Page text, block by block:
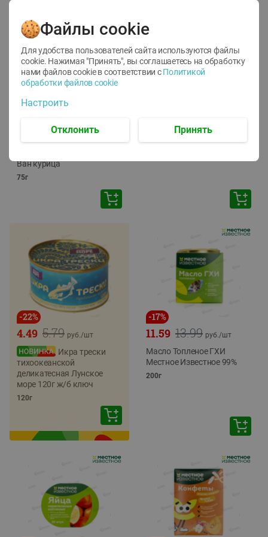
12
1.05 руб./
руб./шт
Корм влаж. для кош. с
Ван курица
75г
ТОФУ Vegetus ТВЕРДЫЙ
-22%
5.79
4.49 руб./шт
Икра трески
тихоокеанской
деликатесная Лунское
море 120г ж/б ключ
120г
-17%
13.99
11.59 руб./шт
Масло Топленое ГХИ
Местное Известное 99%
200г
Файлы cookie
Для удобства пользователей сайта используются файлы
cookie. Нажимая "Принять", вы соглашаетесь на обработку
нами файлов cookie в соответствии с Политикой
обработки файлов cookie
Настроить
Отклонить Принять